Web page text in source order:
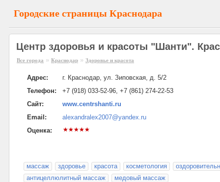
Городские страницы Краснодара
Центр здоровья и красоты "Шанти".
Все города » Краснодар » Здоровье и красота
Адрес:
г. Краснодар, ул. Зиповская, д. 5/2
Телефон:
+7 (918) 033-52-96, +7 (861) 274-22-53
Сайт:
www.centrshanti.ru
Email:
alexandralex2007@yandex.ru
Оценка:
массаж здоровье красота косметология
антицеллюлитный массаж
медовый массаж